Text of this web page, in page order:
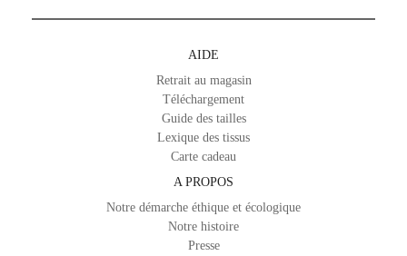
AIDE
Retrait au magasin
Téléchargement
Guide des tailles
Lexique des tissus
Carte cadeau
A PROPOS
Notre démarche éthique et écologique
Notre histoire
Presse